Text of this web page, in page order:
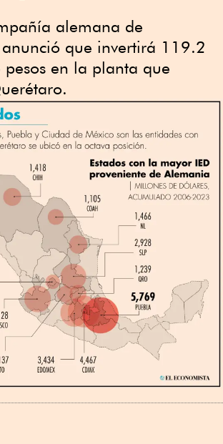
alemana de
que invertirá 119.2
en la planta que